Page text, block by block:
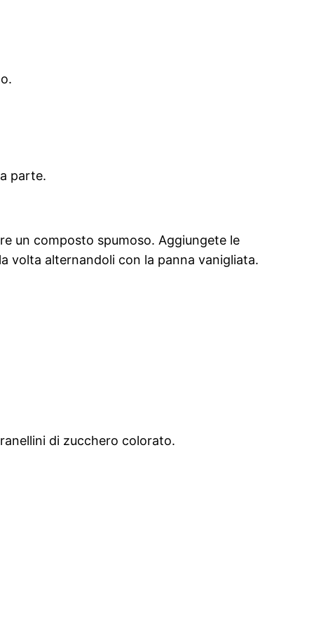
parte.
un composto spumoso. Aggiungete le
volta alternandoli con la panna vanigliata.
di zucchero colorato.